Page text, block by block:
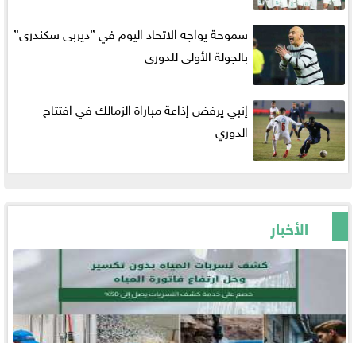
سموحة يواجه الاتحاد اليوم في ”ديربى سكندرى”
بالجولة الأولى للدورى
إنبي يرفض إذاعة مباراة الزمالك في افتتاح
الدوري
الأخبار